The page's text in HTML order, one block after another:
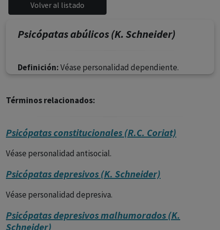
Psicópatas abúlicos (K. Schneider)
Definición:Véase personalidad dependiente.
Términos relacionados:
Psicópatas constitucionales (R.C. Coriat)
Véase personalidad antisocial.
Psicópatas depresivos (K. Schneider)
Véase personalidad depresiva.
Psicópatas depresivos malhumorados (K.
Schneider)